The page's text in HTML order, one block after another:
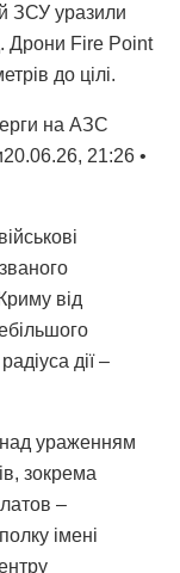
ЗСУ уразили
Дрони Fire Point
до цілі.
на АЗС
21:26 •
від
дії –
над ураженням
зокрема
–
імені